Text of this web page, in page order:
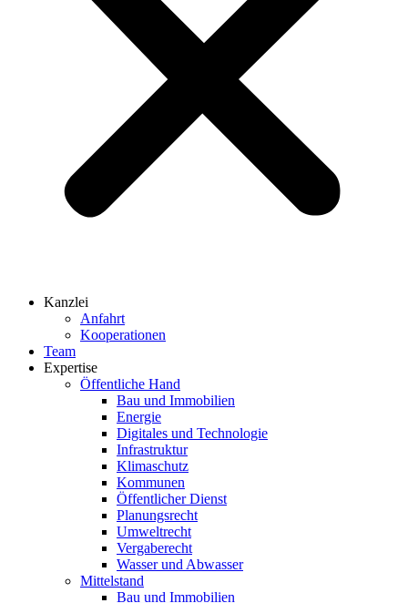
Kanzlei
Anfahrt
Kooperationen
Team
Expertise
Öffentliche Hand
Bau und Immobilien
Energie
Digitales und Technologie
Infrastruktur
Klimaschutz
Kommunen
Öffentlicher Dienst
Planungsrecht
Umweltrecht
Vergaberecht
Wasser und Abwasser
Mittelstand
Bau und Immobilien